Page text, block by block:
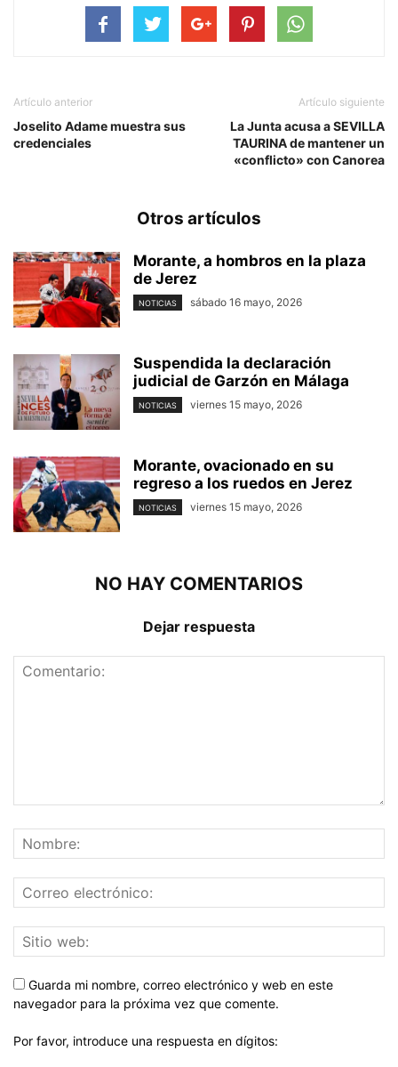
Artículo anterior
Joselito Adame muestra sus
credenciales
Artículo siguiente
La Junta acusa a SEVILLA
TAURINA de mantener un
«conflicto» con Canorea
Otros artículos
Morante, a hombros en la plaza
de Jerez
NOTICIAS sábado 16 mayo, 2026
Suspendida la declaración
judicial de Garzón en Málaga
NOTICIAS viernes 15 mayo, 2026
Morante, ovacionado en su
regreso a los ruedos en Jerez
NOTICIAS viernes 15 mayo, 2026
NO HAY COMENTARIOS
Dejar respuesta
Guarda mi nombre, correo electrónico y web en este
navegador para la próxima vez que comente.
Por favor, introduce una respuesta en dígitos: